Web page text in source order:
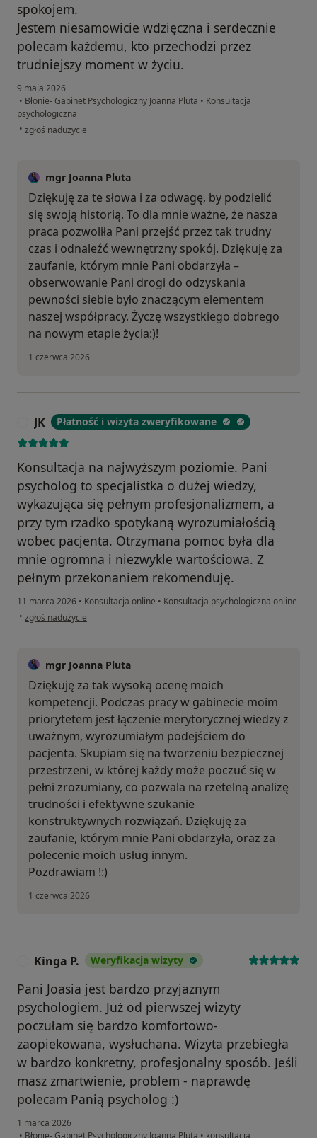
spokojem.
Jestem niesamowicie wdzięczna i serdecznie
polecam każdemu, kto przechodzi przez
trudniejszy moment w życiu.
9 maja 2026
• Błonie- Gabinet Psychologiczny Joanna Pluta • Konsultacja
psychologiczna
• w opinii użytkownika XYZ
zgłoś nadużycie
mgr Joanna Pluta
Dziękuję za te słowa i za odwagę, by podzielić
się swoją historią. To dla mnie ważne, że nasza
praca pozwoliła Pani przejść przez tak trudny
czas i odnaleźć wewnętrzny spokój. Dziękuję za
zaufanie, którym mnie Pani obdarzyła –
obserwowanie Pani drogi do odzyskania
pewności siebie było znaczącym elementem
naszej współpracy. Życzę wszystkiego dobrego
na nowym etapie życia:)!
1 czerwca 2026
JK Płatność i wizyta zweryfikowane
Konsultacja na najwyższym poziomie. Pani
psycholog to specjalistka o dużej wiedzy,
wykazująca się pełnym profesjonalizmem, a
przy tym rzadko spotykaną wyrozumiałością
wobec pacjenta. Otrzymana pomoc była dla
mnie ogromna i niezwykle wartościowa. Z
pełnym przekonaniem rekomenduję.
11 marca 2026 • Konsultacja online • Konsultacja psychologiczna online
• w opinii użytkownika JK
zgłoś nadużycie
mgr Joanna Pluta
Dziękuję za tak wysoką ocenę moich
kompetencji. Podczas pracy w gabinecie moim
priorytetem jest łączenie merytorycznej wiedzy z
uważnym, wyrozumiałym podejściem do
pacjenta. Skupiam się na tworzeniu bezpiecznej
przestrzeni, w której każdy może poczuć się w
pełni zrozumiany, co pozwala na rzetelną analizę
trudności i efektywne szukanie
konstruktywnych rozwiązań. Dziękuję za
zaufanie, którym mnie Pani obdarzyła, oraz za
polecenie moich usług innym.
Pozdrawiam !:)
1 czerwca 2026
Kinga P. Weryfikacja wizyty
Pani Joasia jest bardzo przyjaznym
psychologiem. Już od pierwszej wizyty
poczułam się bardzo komfortowo-
zaopiekowana, wysłuchana. Wizyta przebiegła
w bardzo konkretny, profesjonalny sposób. Jeśli
masz zmartwienie, problem - naprawdę
polecam Panią psycholog :)
1 marca 2026
• Błonie- Gabinet Psychologiczny Joanna Pluta • konsultacja